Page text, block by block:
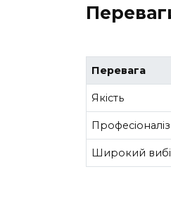
Перевага
Якість
Широкий